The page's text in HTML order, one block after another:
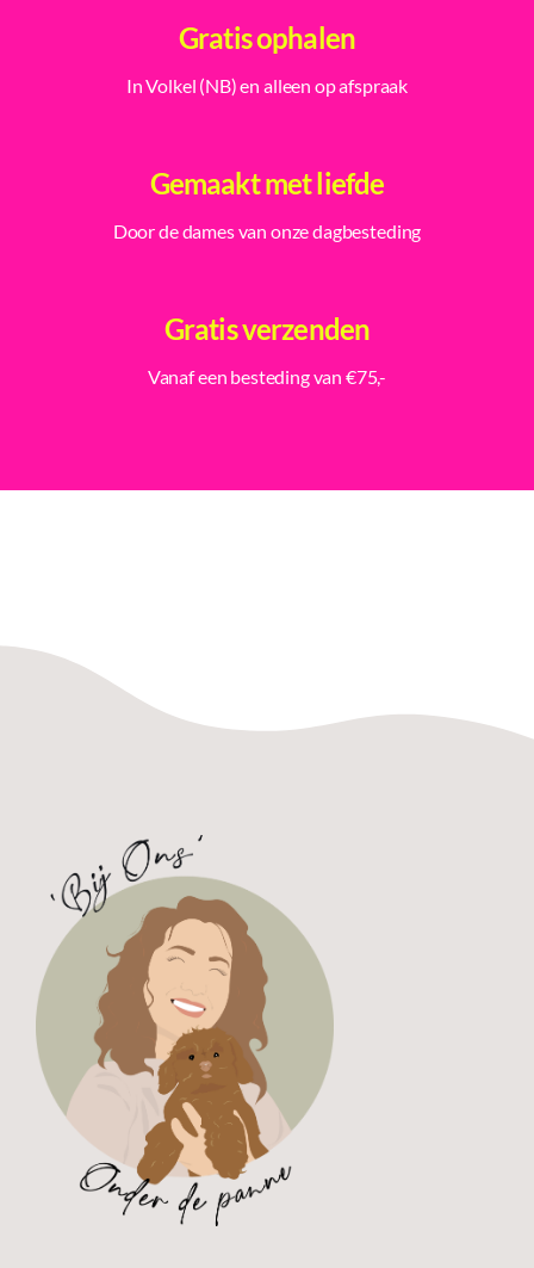
Gratis ophalen
In Volkel (NB) en alleen op afspraak
Gemaakt met liefde
Door de dames van onze dagbesteding
Gratis verzenden
Vanaf een besteding van €75,-